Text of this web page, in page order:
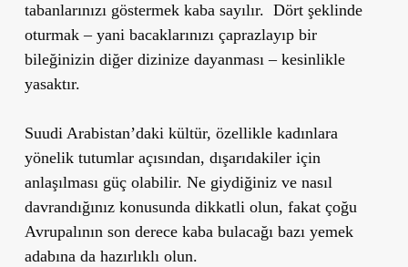
tabanlarınızı göstermek kaba sayılır. Dört şeklinde
oturmak – yani bacaklarınızı çaprazlayıp bir
bileğinizin diğer dizinize dayanması – kesinlikle
yasaktır.
Suudi Arabistan’daki kültür, özellikle kadınlara
yönelik tutumlar açısından, dışarıdakiler için
anlaşılması güç olabilir. Ne giydiğiniz ve nasıl
davrandığınız konusunda dikkatli olun, fakat çoğu
Avrupalının son derece kaba bulacağı bazı yemek
adabına da hazırlıklı olun.